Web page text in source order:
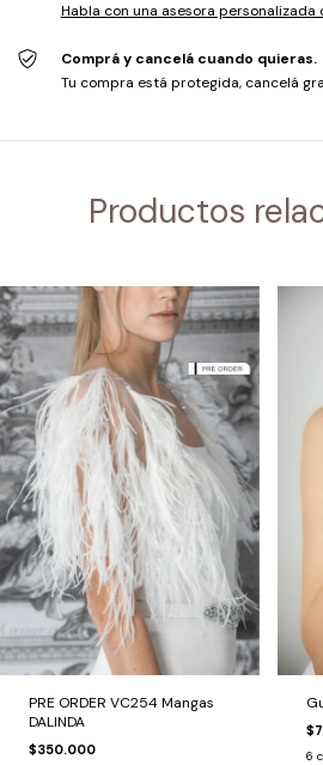
Habla con una asesora personalizada
Comprá y cancelá cuando quieras.
Tu compra está protegida, cancelá
Productos
PRE ORDER VC254 Mangas
DALINDA
$350.000 6